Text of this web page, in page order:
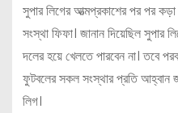
সুপার লিগের আত্মপ্রকাশের পর পর কড়া
সংস্থা ফিফা। জানান দিয়েছিল সুপার
দলের হয়ে খেলতে পারবেন না। তবে
ফুটবলের সকল সংস্থার প্রতি আহ্বান
লিগ।